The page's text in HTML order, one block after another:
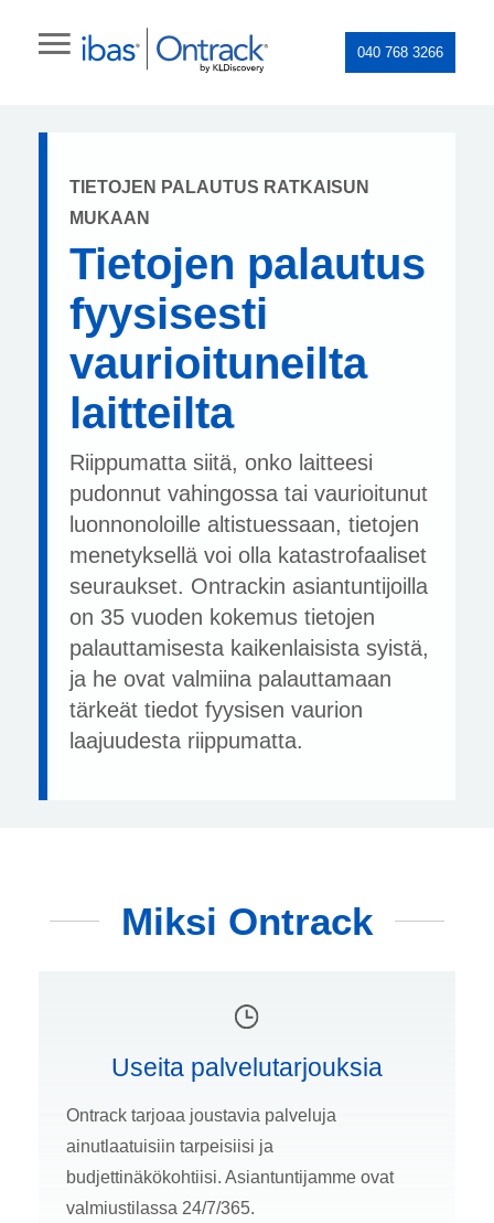
040 768 3266
TIETOJEN PALAUTUS RATKAISUN
MUKAAN
Tietojen palautus
fyysisesti
vaurioituneilta
laitteilta
Riippumatta siitä, onko laitteesi
pudonnut vahingossa tai vaurioitunut
luonnonoloille altistuessaan, tietojen
menetyksellä voi olla katastrofaaliset
seuraukset. Ontrackin asiantuntijoilla
on 35 vuoden kokemus tietojen
palauttamisesta kaikenlaisista syistä,
ja he ovat valmiina palauttamaan
tärkeät tiedot fyysisen vaurion
laajuudesta riippumatta.
Miksi Ontrack
Useita palvelutarjouksia
Ontrack tarjoaa joustavia palveluja
ainutlaatuisiin tarpeisiisi ja
budjettinäkökohtiisi. Asiantuntijamme ovat
valmiustilassa 24/7/365.